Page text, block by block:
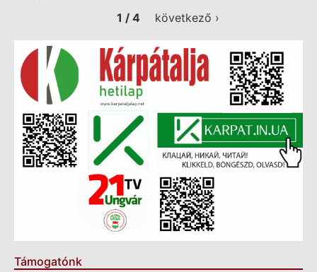
1 / 4
következő ›
Támogatónk